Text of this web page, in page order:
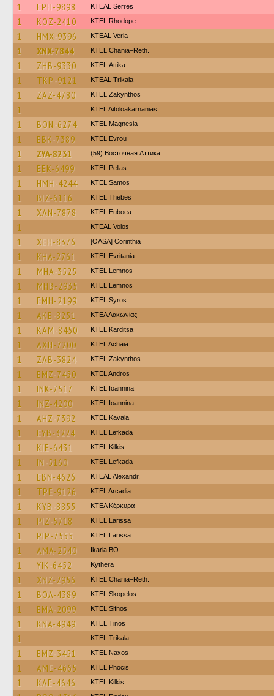
1 EPH-9898 KTEAL Serres
1 KOZ-2410 KTEL Rhodope
1 HMX-9396 KTEAL Veria
1 XNX-7844 KTEL Chania–Reth.
1 ZHB-9330 KΤΕL Αttika
1 TKP-9121 KTEAL Trikala
1 ZAZ-4780 KTEL Zakynthos
1 KTEL Aitoloakarnanias
1 BON-6274 ΚΤΕL Magnesia
1 EBK-7389 KTEL Evrou
1 ZYA-8231 (59) Восточная Аттика
1 EEK-6499 KTEL Pellas
1 HMH-4244 KTEL Samos
1 BIZ-6116 KTEL Thebes
1 XAN-7878 ΚΤΕL Euboea
1 KTEAL Volos
1 XEH-8376 [OASA] Corinthia
1 KHA-2761 ΚΤΕL Evritania
1 MHA-3525 KTEL Lemnos
1 MHB-2935 KTEL Lemnos
1 EMH-2199 KTEL Syros
1 AKE-8251 ΚΤΕΛ Λακωνίας
1 KAM-8450 ΚΤΕL Karditsa
1 AXH-7200 KTEL Achaia
1 ZAB-3824 KTEL Zakynthos
1 EMZ-7450 KTEL Andros
1 INK-7517 KTEL Ioannina
1 INZ-4200 KTEL Ioannina
1 AHZ-7392 KTEL Kavala
1 EYB-3224 KTEL Lefkada
1 KIE-6431 KTEL Kilkis
1 IN-5160 KTEL Lefkada
1 EBN-4626 KTEAL Alexandr.
1 TPE-9126 KTEL Arcadia
1 KYB-8855 ΚΤΕΛ Κέρκυρα
1 PIZ-5718 KTEL Larissa
1 PIP-7555 KTEL Larissa
1 AMA-2540 Ikaria BO
1 YIK-6452 Kythera
1 XNZ-2956 KTEL Chania–Reth.
1 BOA-4389 KTEL Skopelos
1 EMA-2099 KTEL Sifnos
1 KNA-4949 KTEL Tinos
1 ΚΤΕL Τrikala
1 EMZ-3451 KTEL Naxos
1 AME-4665 ΚΤΕL Phocis
1 KAE-4646 KTEL Kilkis